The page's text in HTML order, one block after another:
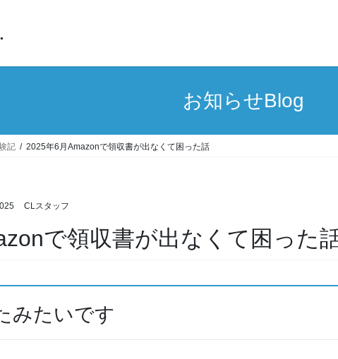
お知らせBlog
記 2025年6月Amazonで領収書が出なくて困った話
CLスタッフ
で領収書が出なくて困った
みたいです